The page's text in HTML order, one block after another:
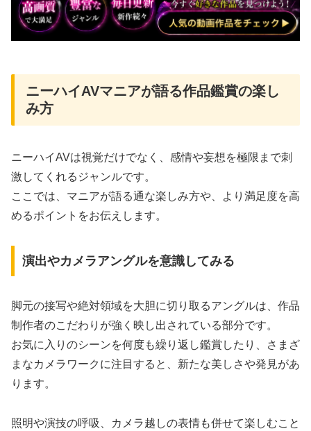
ニーハイAVマニアが語る作品鑑賞の楽し
み方
ニーハイAVは視覚だけでなく、感情や妄想を極限まで刺
激してくれるジャンルです。
ここでは、マニアが語る通な楽しみ方や、より満足度を高
めるポイントをお伝えします。
演出やカメラアングルを意識してみる
脚元の接写や絶対領域を大胆に切り取るアングルは、作品
制作者のこだわりが強く映し出されている部分です。
お気に入りのシーンを何度も繰り返し鑑賞したり、さまざ
まなカメラワークに注目すると、新たな美しさや発見があ
ります。
照明や演技の呼吸、カメラ越しの表情も併せて楽しむこと